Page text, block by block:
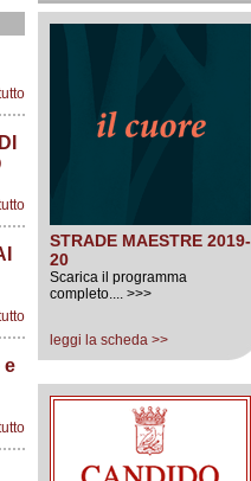
e
STRADE MAESTRE 2019-
20
Scarica il programma
completo.... >>>
leggi la scheda >>